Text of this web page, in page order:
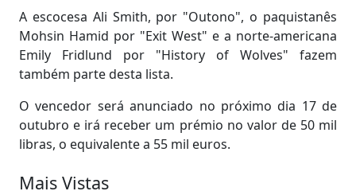
A escocesa Ali Smith, por "Outono", o paquistanês
Mohsin Hamid por "Exit West" e a norte-americana
Emily Fridlund por "History of Wolves" fazem
também parte desta lista.
O vencedor será anunciado no próximo dia 17 de
outubro e irá receber um prémio no valor de 50 mil
libras, o equivalente a 55 mil euros.
Mais Vistas